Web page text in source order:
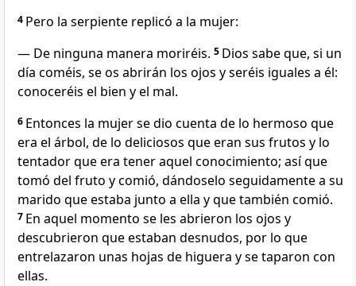
4 Pero la serpiente replicó a la mujer:
— De ninguna manera moriréis. 5 Dios sabe que, si un
día coméis, se os abrirán los ojos y seréis iguales a él:
conoceréis el bien y el mal.
6 Entonces la mujer se dio cuenta de lo hermoso que
era el árbol, de lo deliciosos que eran sus frutos y lo
tentador que era tener aquel conocimiento; así que
tomó del fruto y comió, dándoselo seguidamente a su
marido que estaba junto a ella y que también comió.
7 En aquel momento se les abrieron los ojos y
descubrieron que estaban desnudos, por lo que
entrelazaron unas hojas de higuera y se taparon con
ellas.